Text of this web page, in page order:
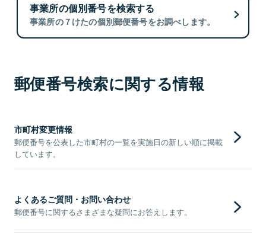
事業所の個別番号を検索する
事業所の７けたの個別郵便番号をお調べします。
郵便番号検索に関する情報
市町村変更情報
郵便番号を公表した市町村の一覧を実施日の新しい順に掲載
しています。
よくあるご質問・お問い合わせ
郵便番号に関するさまざまな疑問にお答えします。